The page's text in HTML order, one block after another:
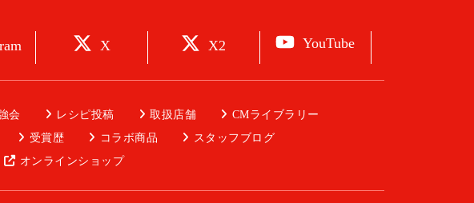
X X2 YouTube
会 レシピ投稿 取扱店舗
CMライブラリー
受賞歴 コラボ商品
スタッフブログ
オンラインショップ